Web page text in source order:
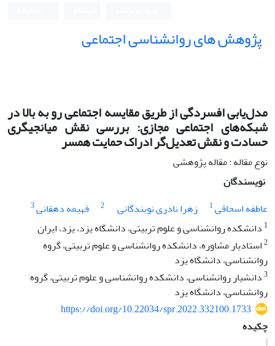
پژوهش های روانشناسی اجتماعی
مدل‌یابی افسردگی از طریق مقایسه اجتماعی رو به بالا در
شبکه‌های اجتماعی مجازی: بررسی نقش میانجیگری
حسادت و نقش تعدیل‌گر ادراک حمایت همسر
نوع مقاله : مقاله پژوهشی
نویسندگان
عاطفه اسحاقی1 زهرا نادری نوبندگانی 2 فهیمه دهقانی3
1 دانشکده روانشناسی و علوم تربیتی، دانشگاه یزد، یزد، ایران
2استادیار مشاوره، دانشکده روانشناسی و علوم تربیتی، گروه
روانشناسی، دانشگاه یزد
3دانشیار روانشناسی، دانشکده روانشناسی و علوم تربیتی، گروه
روانشناسی، دانشگاه یزد
https://doi.org/10.22034/spr.2022.332100.1733
چکیده